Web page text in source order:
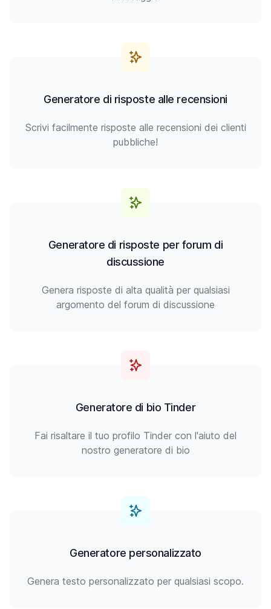
Generatore di risposte alle recensioni
Scrivi facilmente risposte alle recensioni dei clienti
pubbliche!
Generatore di risposte per forum di
discussione
Genera risposte di alta qualità per qualsiasi
argomento del forum di discussione
Generatore di bio Tinder
Fai risaltare il tuo profilo Tinder con l'aiuto del
nostro generatore di bio
Generatore personalizzato
Genera testo personalizzato per qualsiasi scopo.